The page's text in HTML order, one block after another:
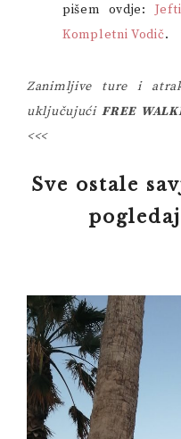
pišem ovdje:
Kompletni Vodič.
Zanimljive ture i
uključujućiFREE
<<<
Sve ostale
pogledaj